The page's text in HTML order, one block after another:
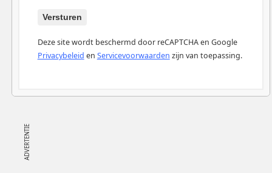
Versturen
Deze site wordt beschermd door reCAPTCHA en Google
Privacybeleid en Servicevoorwaarden zijn van toepassing.